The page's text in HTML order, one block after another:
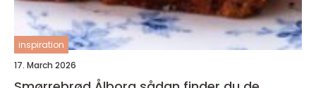
inspiration
17. March 2026